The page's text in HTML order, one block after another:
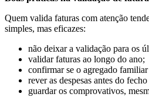
Quem valida faturas com atenção
simples, mas eficazes:
não deixar a validação para os
validar faturas ao longo do ano;
confirmar se o agregado
rever as despesas antes do
guardar os comprovativos,